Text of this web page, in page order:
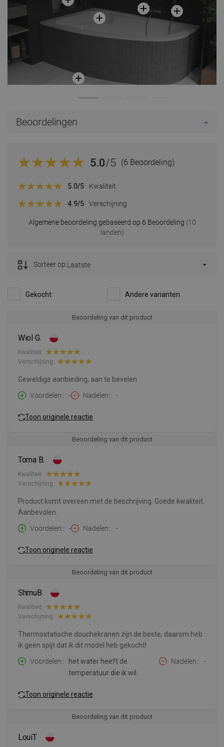
Beoordelingen
5.0/5 (6 Beoordeling)
Algemene beoordeling gebaseerd op 6 Beoordeling (10
landen)
5.0/5 Kwaliteit
4.9/5 Verschijning
Gekocht Andere varianten
Sorteer op:Laatste
Beoordeling van dit product
Wiol G.
Kwaliteit:
Verschijning:
Geweldige aanbieding, aan te bevelen
Voordelen:
- Nadelen: -
Toon originele reactie
Beoordeling van dit product
Toma B.
Kwaliteit:
Verschijning:
Product komt overeen met de beschrijving. Goede kwaliteit.
Aanbevolen.
Voordelen:
- Nadelen: -
Toon originele reactie
Beoordeling van dit product
ShmuB
Kwaliteit:
Verschijning:
Thermostatische douchekranen zijn de beste, daarom heb
ik geen spijt dat ik dit model heb gekocht!
Voordelen:
het water heeft de
temperatuur die ik wil.
Nadelen: -
Toon originele reactie
Beoordeling van dit product
LouiT